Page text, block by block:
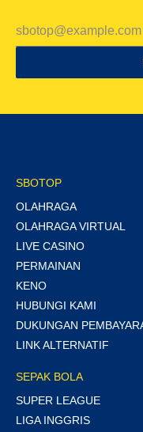
SBOTOP
OLAHRAGA
OLAHRAGA VIRTUAL
LIVE CASINO
PERMAINAN
KENO
HUBUNGI KAMI
DUKUNGAN
LINK ALTERNATIF
SEPAK BOLA
SUPER LEAGUE
LIGA INGGRIS